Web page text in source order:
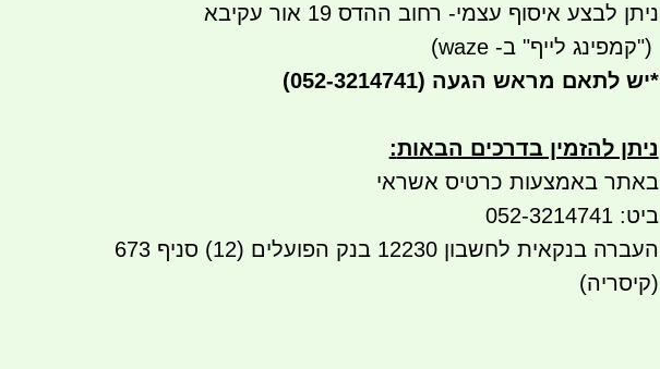
ניתן לבצע איסוף עצמי- רחוב ההדס 19 אור עקיבא
")קמפינג לייף" ב- waze)
*יש לתאם מראש הגעה (052-3214741)
ניתן להזמין בדרכים הבאות:
באתר באמצעות כרטיס אשראי
ביט: 052-3214741
העברה בנקאית לחשבון 12230 בנק הפועלים (12) סניף 673
(קיסריה)